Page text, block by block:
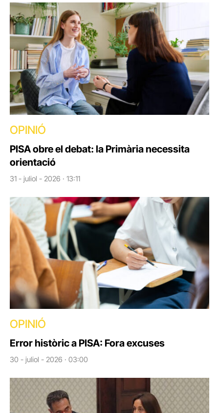
OPINIÓ
PISA obre el debat: la Primària necessita
orientació
31 - juliol - 2026 · 13:11
OPINIÓ
Error històric a PISA: Fora excuses
30 - juliol - 2026 · 03:00